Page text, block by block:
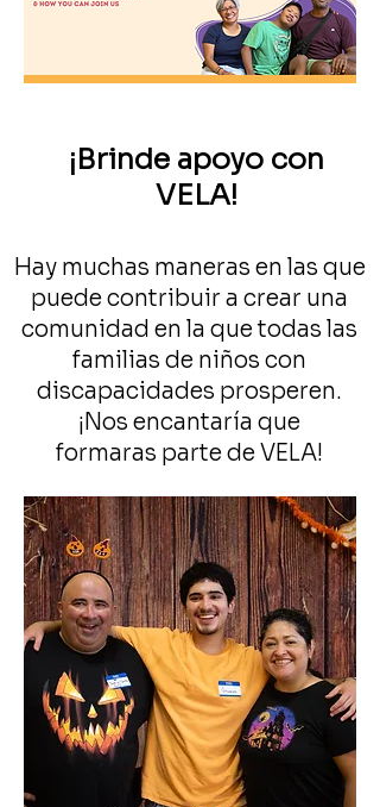
¡Brinde apoyo con
VELA!
Hay muchas maneras en las que
puede contribuir a crear una
comunidad en la que todas las
familias de niños con
discapacidades prosperen.
¡Nos encantaría que
formaras parte de VELA!